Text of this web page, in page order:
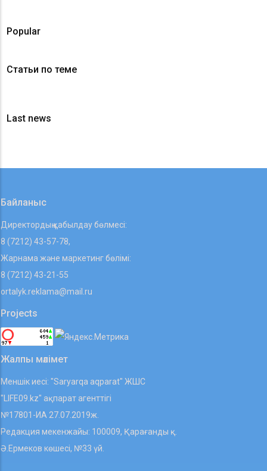
Popular
Статьи по теме
Last news
Байланыс
Директордың қабылдау бөлмесі:
8 (7212) 43-57-78,
Жарнама және маркетинг бөлімі:
8 (7212) 43-21-55
ortalyk.reklama@mail.ru
Projects
Жалпы мәлімет
Меншік иесі: "Saryarqa aqparat" ЖШС
"LIFE09.kz" ақпарат агенттігі
№17801-ИА 27.07.2019ж.
Редакция мекенжайы: 100009, Қарағанды қ.
Ә.Ермеков көшесі, №33 үй.